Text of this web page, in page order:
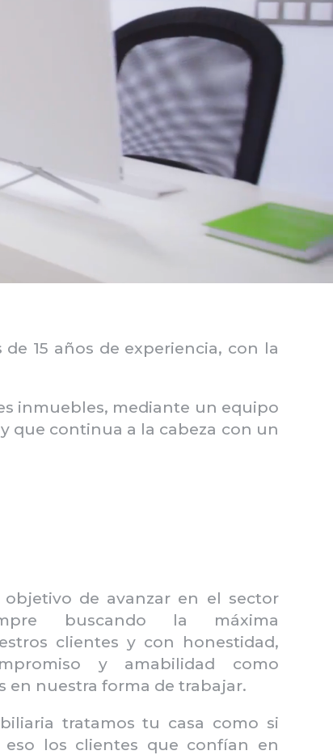
15 años de experiencia, con la
inmuebles, mediante un equipo
que continua a la cabeza con un
de avanzar en el sector
buscando la máxima
clientes y con honestidad,
y amabilidad como
en nuestra forma de trabajar.
tratamos tu casa como si
los clientes que confían en